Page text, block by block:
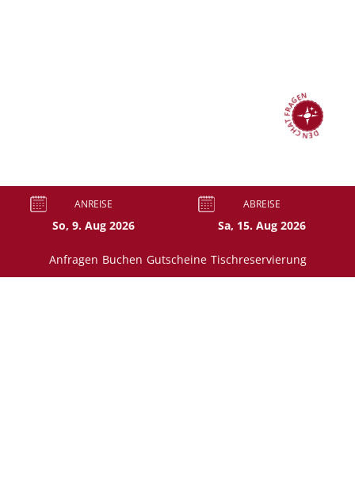
ANREISE ABREISE
Anfragen Buchen Gutscheine Tischreservierung
DEN CHAT FRAGEN